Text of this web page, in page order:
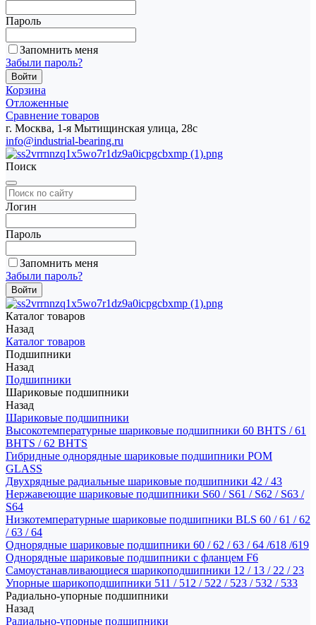
Пароль
Запомнить меня
Забыли пароль?
Корзина
Отложенные
Сравнение товаров
г. Москва, 1-я Мытищинская улица, 28с
info@industrial-bearing.ru
Поиск
Логин
Пароль
Запомнить меня
Забыли пароль?
Каталог товаров
Назад
Каталог товаров
Подшипники
Назад
Подшипники
Шариковые подшипники
Назад
Шариковые подшипники
Высокотемпературные шариковые подшипники 60 BHTS / 61
BHTS / 62 BHTS
Гибридные однорядные шариковые подшипники POM
GLASS
Двухрядные радиальные шариковые подшипники 42 / 43
Нержавеющие шариковые подшипники S60 / S61 / S62 / S63 /
S64
Низкотемпературные шариковые подшипники BLS 60 / 61 / 62
/ 63 / 64
Однорядные шариковые подшипники 60 / 62 / 63 / 64 /618 /619
Однорядные шариковые подшипники с фланцем F6
Самоустанавливающиеся шарикоподшипники 12 / 13 / 22 / 23
Упорные шарикоподшипники 511 / 512 / 522 / 523 / 532 / 533
Радиально-упорные подшипники
Назад
Радиально-упорные подшипники